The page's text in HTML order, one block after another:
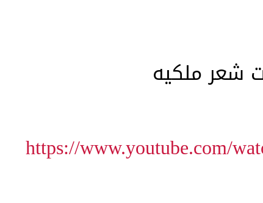
شعر ملكيه
https://www.youtube.com/